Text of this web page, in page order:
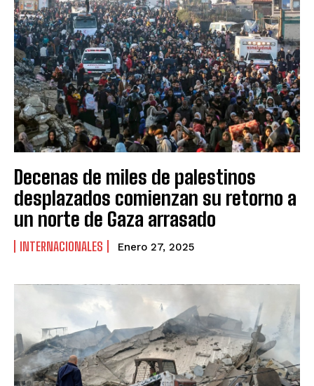
Decenas de miles de palestinos
desplazados comienzan su retorno a
un norte de Gaza arrasado
INTERNACIONALES Enero 27, 2025